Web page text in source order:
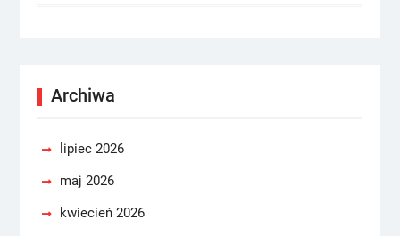
Archiwa
lipiec 2026
maj 2026
kwiecień 2026